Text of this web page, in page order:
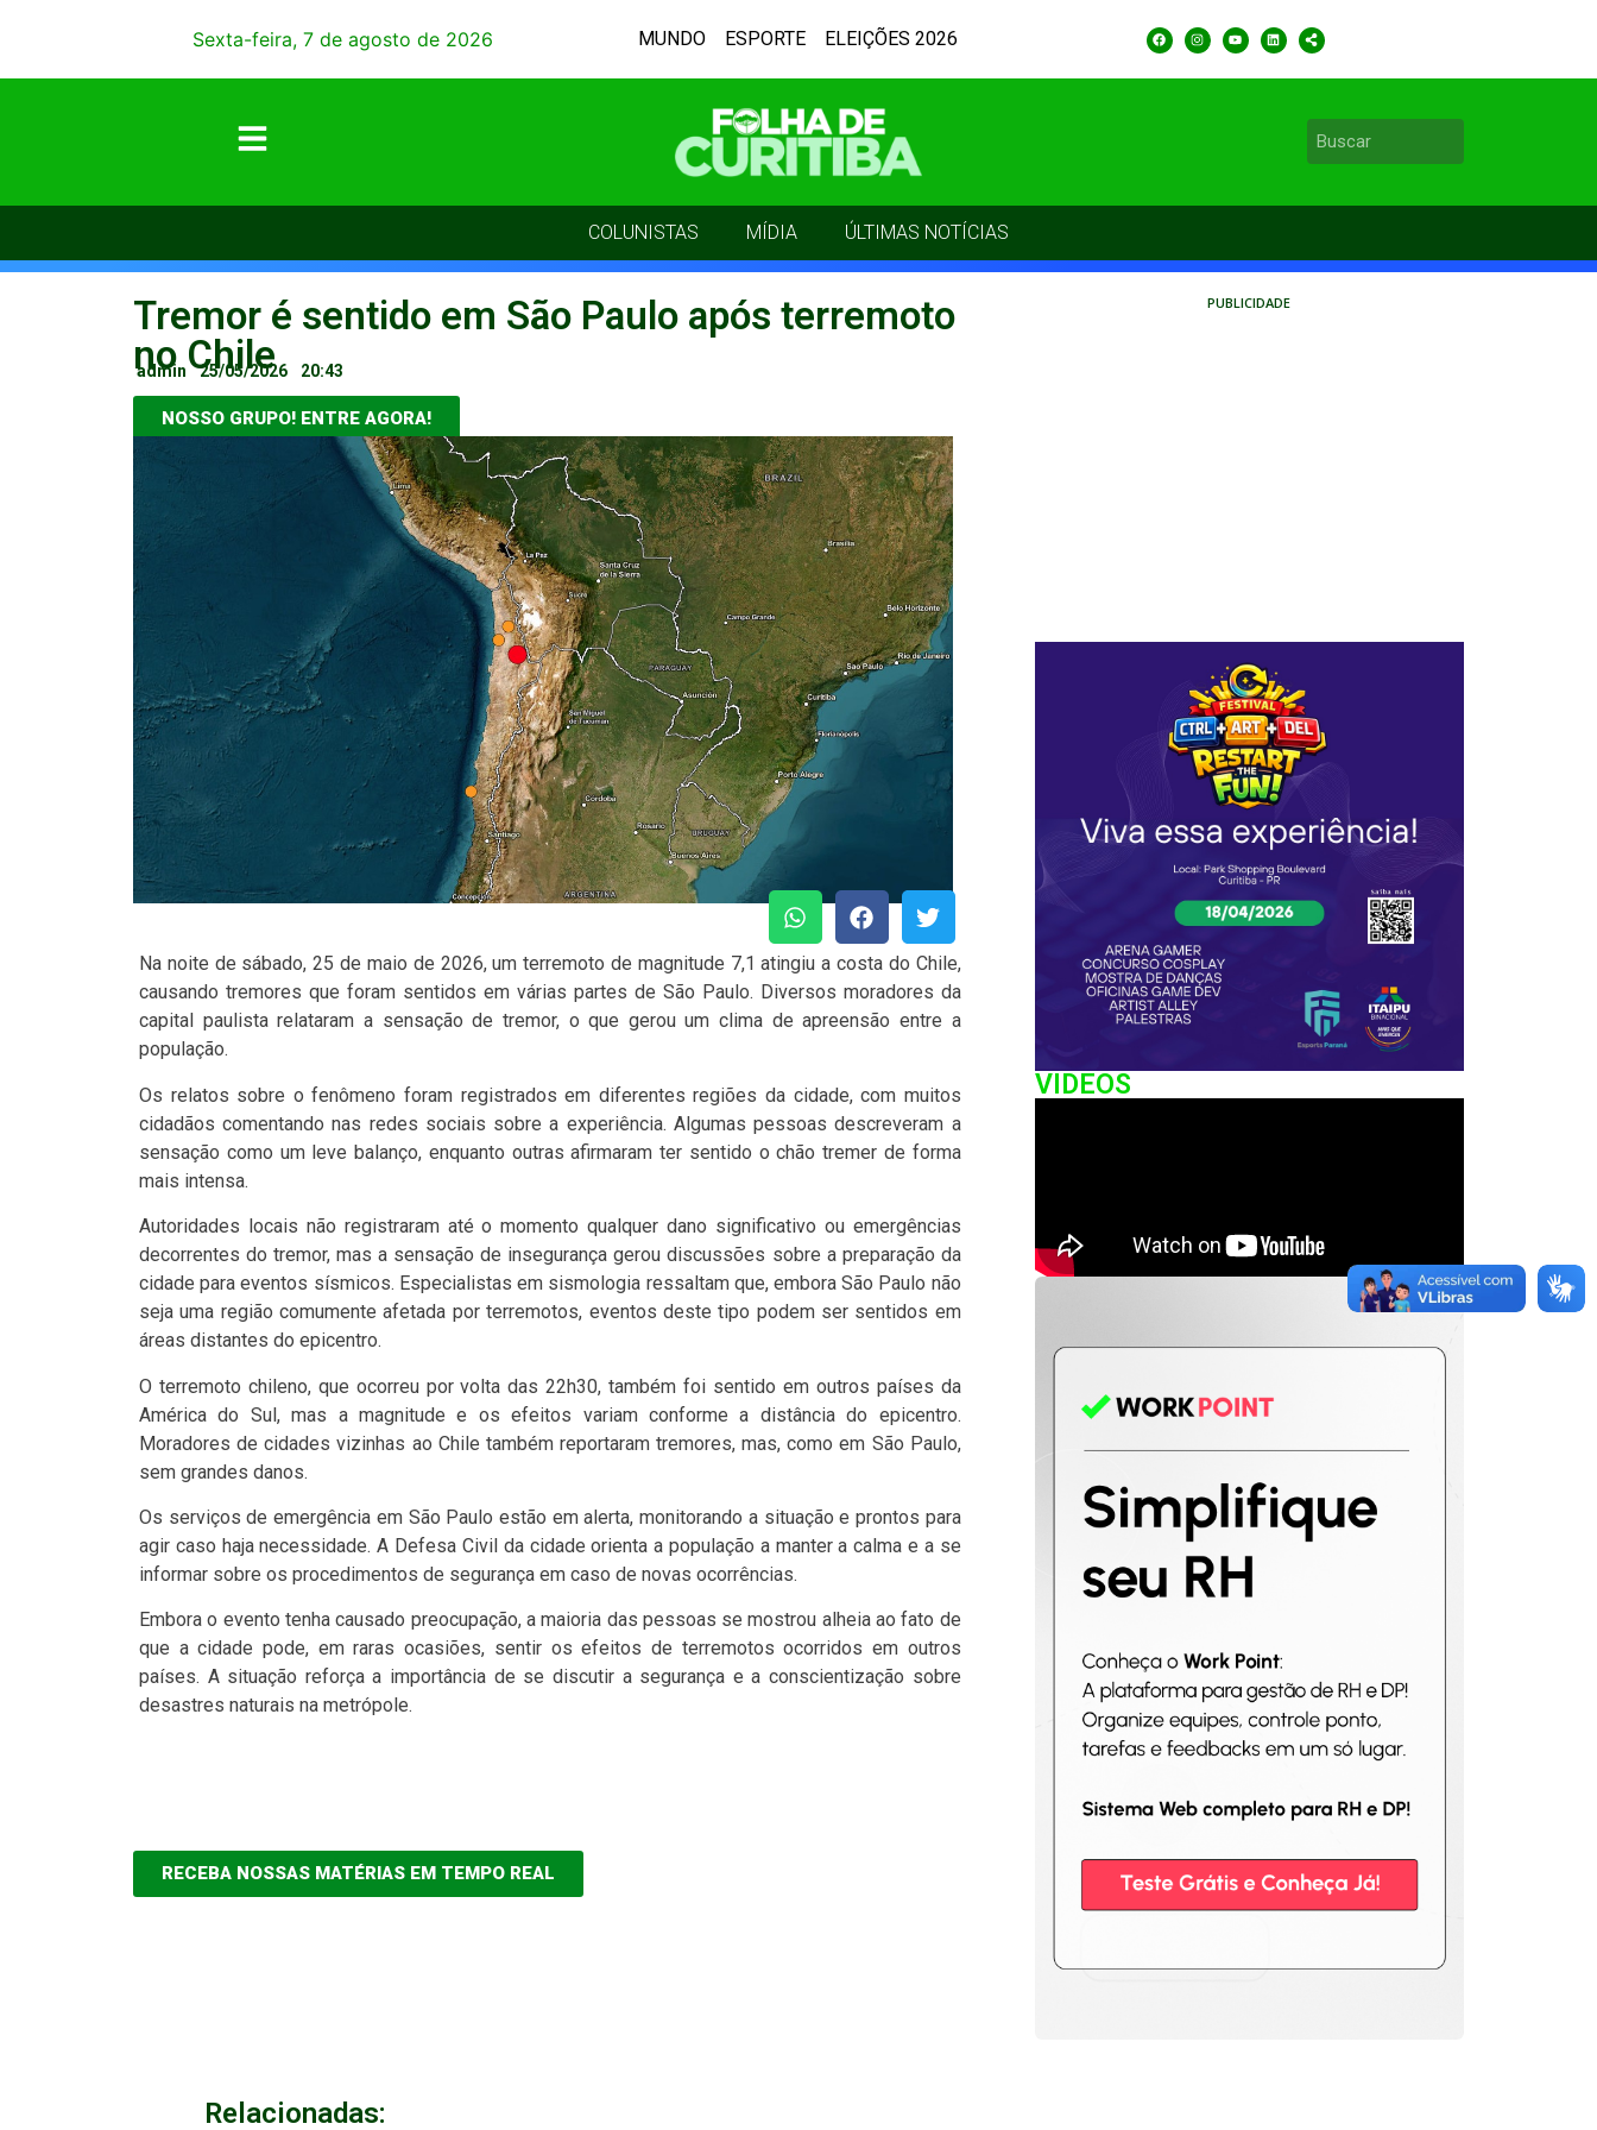
Sexta-feira, 7 de agosto de 2026 MUNDO ESPORTE ELEIÇÕES 2026
COLUNISTAS MÍDIA ÚLTIMAS NOTÍCIAS
Tremor é sentido em São Paulo após terremoto
no Chile
admin 25/05/2026 20:43
NOSSO GRUPO! ENTRE AGORA!
Na noite de sábado, 25 de maio de 2026, um terremoto de magnitude 7,1 atingiu a costa do Chile,
causando tremores que foram sentidos em várias partes de São Paulo. Diversos moradores da
capital paulista relataram a sensação de tremor, o que gerou um clima de apreensão entre a
população.
Os relatos sobre o fenômeno foram registrados em diferentes regiões da cidade, com muitos
cidadãos comentando nas redes sociais sobre a experiência. Algumas pessoas descreveram a
sensação como um leve balanço, enquanto outras afirmaram ter sentido o chão tremer de forma
mais intensa.
Autoridades locais não registraram até o momento qualquer dano significativo ou emergências
decorrentes do tremor, mas a sensação de insegurança gerou discussões sobre a preparação da
cidade para eventos sísmicos. Especialistas em sismologia ressaltam que, embora São Paulo não
seja uma região comumente afetada por terremotos, eventos deste tipo podem ser sentidos em
áreas distantes do epicentro.
O terremoto chileno, que ocorreu por volta das 22h30, também foi sentido em outros países da
América do Sul, mas a magnitude e os efeitos variam conforme a distância do epicentro.
Moradores de cidades vizinhas ao Chile também reportaram tremores, mas, como em São Paulo,
sem grandes danos.
Os serviços de emergência em São Paulo estão em alerta, monitorando a situação e prontos para
agir caso haja necessidade. A Defesa Civil da cidade orienta a população a manter a calma e a se
informar sobre os procedimentos de segurança em caso de novas ocorrências.
Embora o evento tenha causado preocupação, a maioria das pessoas se mostrou alheia ao fato de
que a cidade pode, em raras ocasiões, sentir os efeitos de terremotos ocorridos em outros
países. A situação reforça a importância de se discutir a segurança e a conscientização sobre
desastres naturais na metrópole.
RECEBA NOSSAS MATÉRIAS EM TEMPO REAL
PUBLICIDADE
VIDEOS
Relacionadas: